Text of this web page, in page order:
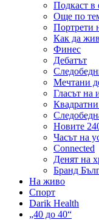
Подкаст в
Още по
Портрети
Как да
Финес
Дебатът
Мечтани
Гласът на
Новите
Часът на
Connected
Денят на
Бранд
На живо
Спорт
Darik Health
„40 до 40“